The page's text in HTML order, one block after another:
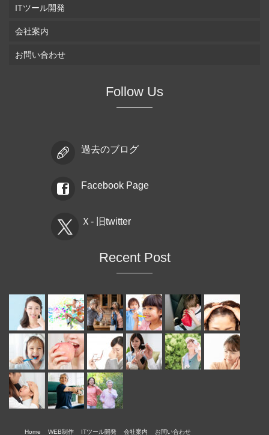
ITツール開発
会社案内
お問い合わせ
Follow Us
過去のブログ
Facebook Page
Ｘ- 旧twitter
Recent Post
Home WEB制作 ITツール開発 会社案内 お問い合わせ